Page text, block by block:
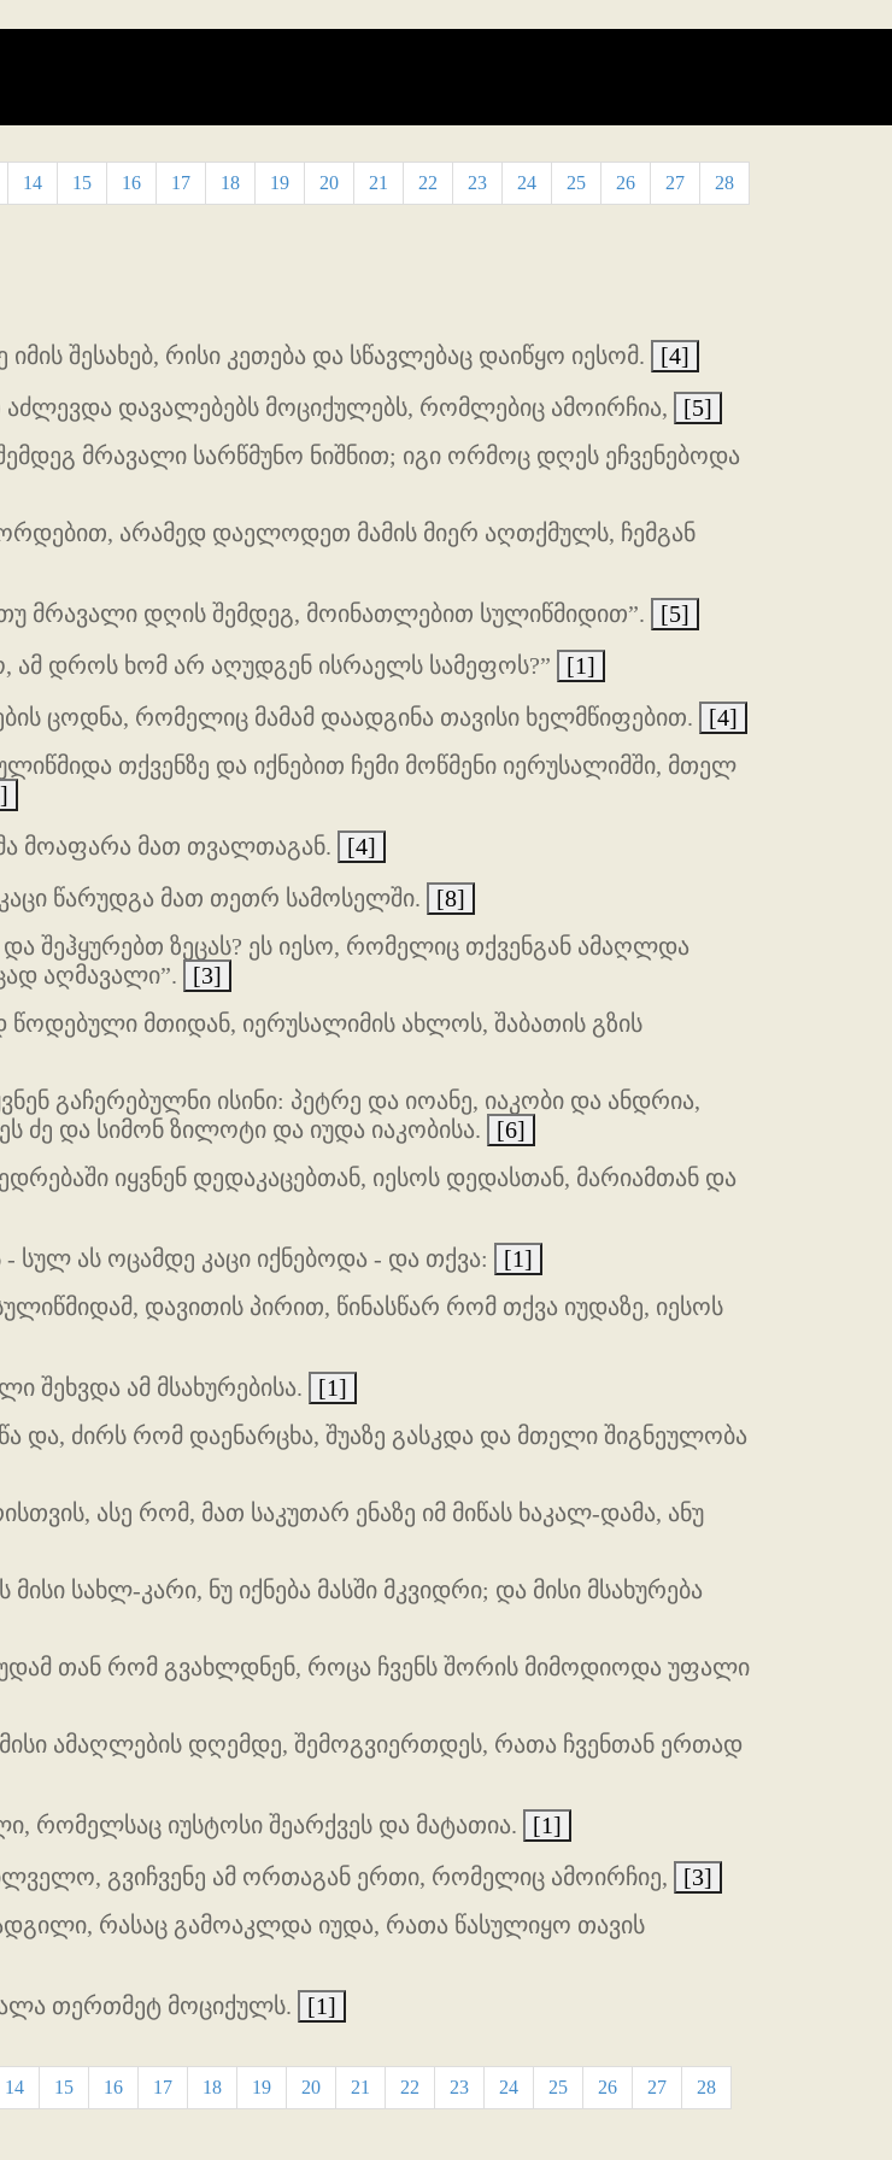
14 15 16 17 18 19 20 21 22 23 24 25 26 27 28
შესახებ, რისი კეთება და სწავლებაც დაიწყო იესომ.
[4]
დავალებებს მოციქულებს, რომლებიც ამოირჩია,
[5]
მრავალი სარწმუნო ნიშნით; იგი ორმოც დღეს ეჩვენებოდა
არამედ დაელოდეთ მამის მიერ აღთქმულს, ჩემგან
მრავალი დღის შემდეგ, მოინათლებით სულიწმიდით”.
[5]
ამ დროს ხომ არ აღუდგენ ისრაელს სამეფოს?”
[1]
ცოდნა, რომელიც მამამ დაადგინა თავისი ხელმწიფებით.
[4]
თქვენზე და იქნებით ჩემი მოწმენი იერუსალიმში, მთელ
მოაფარა მათ თვალთაგან.
[4]
წარუდგა მათ თეთრ სამოსელში.
[8]
შეჰყურებთ ზეცას? ეს იესო, რომელიც თქვენგან ამაღლდა
აღმავალი”.
[3]
წოდებული მთიდან, იერუსალიმის ახლოს, შაბათის გზის
გაჩერებულნი ისინი: პეტრე და იოანე, იაკობი და ანდრია,
და სიმონ ზილოტი და იუდა იაკობისა.
[6]
იყვნენ დედაკაცებთან, იესოს დედასთან, მარიამთან და
სულ ას ოცამდე კაცი იქნებოდა - და თქვა:
[1]
დავითის პირით, წინასწარ რომ თქვა იუდაზე, იესოს
შეხვდა ამ მსახურებისა.
[1]
და, ძირს რომ დაენარცხა, შუაზე გასკდა და მთელი შიგნეულობა
ასე რომ, მათ საკუთარ ენაზე იმ მიწას ხაკალ-დამა, ანუ
სახლ-კარი, ნუ იქნება მასში მკვიდრი; და მისი მსახურება
თან რომ გვახლდნენ, როცა ჩვენს შორის მიმოდიოდა უფალი
ამაღლების დღემდე, შემოგვიერთდეს, რათა ჩვენთან ერთად
რომელსაც იუსტოსი შეარქვეს და მატათია.
[1]
გვიჩვენე ამ ორთაგან ერთი, რომელიც ამოირჩიე,
[3]
რასაც გამოაკლდა იუდა, რათა წასულიყო თავის
თერთმეტ მოციქულს. [1]
14 15 16 17 18 19 20 21 22 23 24 25 26 27 28